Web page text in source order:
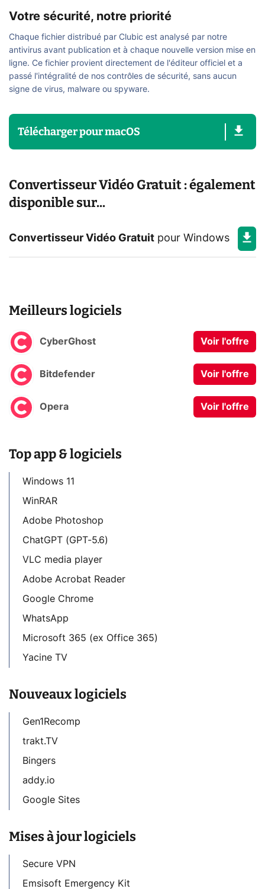
Votre sécurité, notre priorité
Chaque fichier distribué par Clubic est analysé par notre
antivirus avant publication et à chaque nouvelle version mise en
ligne. Ce fichier provient directement de l'éditeur officiel et a
passé l'intégralité de nos contrôles de sécurité, sans aucun
signe de virus, malware ou spyware.
TéléchargerpourmacOS
Convertisseur Vidéo Gratuit : également
disponible sur...
Convertisseur Vidéo Gratuit pour Windows
Meilleurs logiciels
CyberGhost Voir l'offre
Bitdefender Voir l'offre
Opera Voir l'offre
Top app & logiciels
Windows 11
WinRAR
Adobe Photoshop
ChatGPT (GPT-5.6)
VLC media player
Adobe Acrobat Reader
Google Chrome
WhatsApp
Microsoft 365 (ex Office 365)
Yacine TV
Nouveaux logiciels
Gen1Recomp
trakt.TV
Bingers
addy.io
Google Sites
Mises à jour logiciels
Secure VPN
Emsisoft Emergency Kit